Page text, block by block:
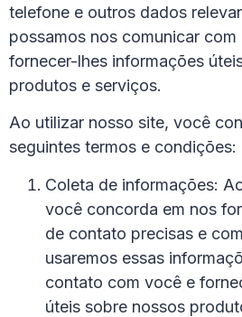
telefone e outros dados
possamos nos comunicar com
fornecer-lhes informações
produtos e serviços.
Ao utilizar nosso site, você
seguintes termos e condições:
Coleta de informações:
você concorda em nos
de contato precisas e
usaremos essas
contato com você e
úteis sobre nossos